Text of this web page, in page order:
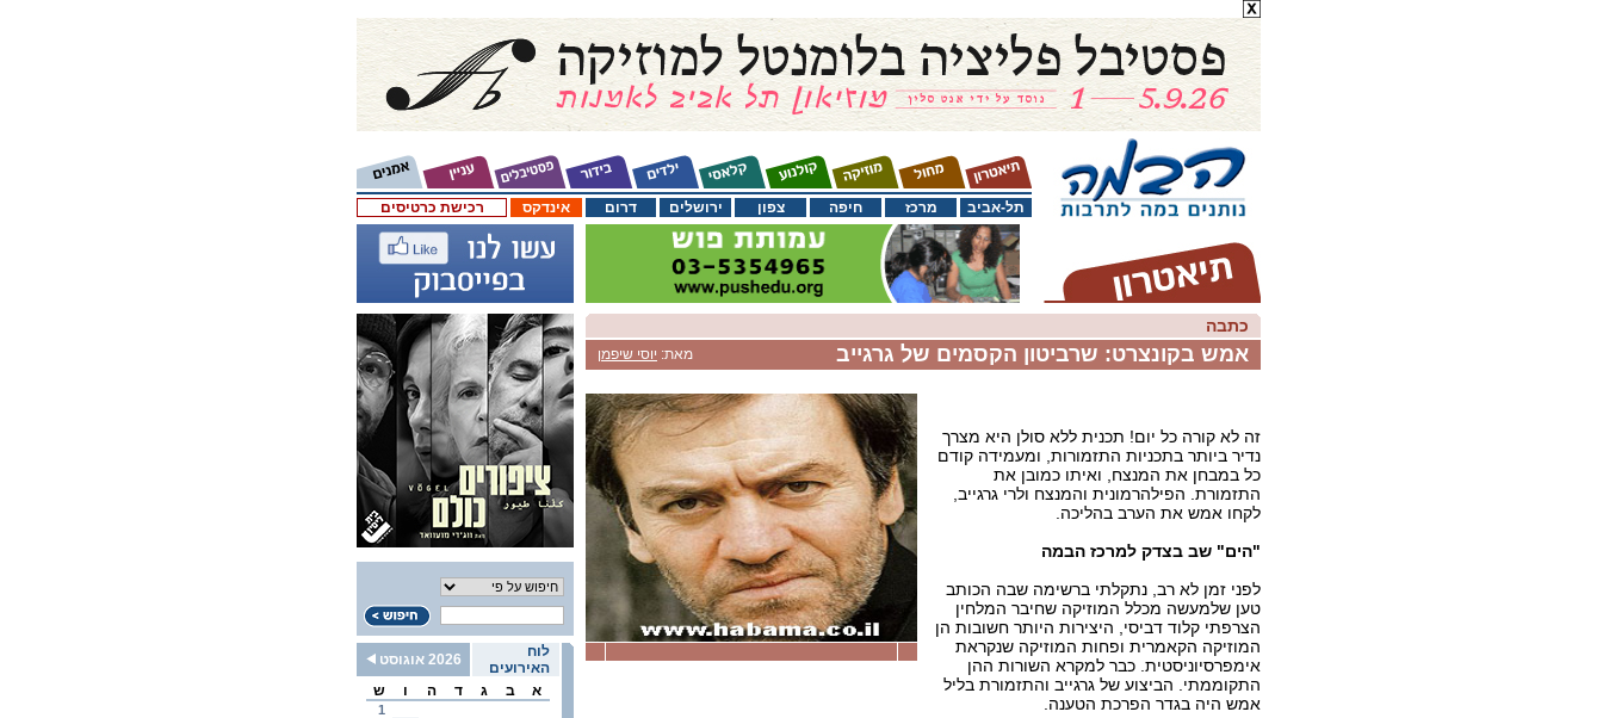
רכישת כרטיסים אינדקס דרום ירושלים צפון חיפה מרכז תל-אביב
לוח
האירועים
2026 אוגוסט
א
ב ג ד ה ו ש
1
כתבה
מאת: יוסי שיפמן אמש בקונצרט: שרביטון הקסמים של גרגייב
זה לא קורה כל יום! תכנית ללא סולן היא מצרך
נדיר ביותר בתכניות התזמורות, ומעמידה קודם
כל במבחן את המנצח, ואיתו כמובן את
התזמורת. הפילהרמונית והמנצח ולרי גרגייב,
לקחו אמש את הערב בהליכה.
"הים" שב בצדק למרכז הבמה
לפני זמן לא רב, נתקלתי ברשימה שבה הכותב
טען שלמעשה מכלל המוזיקה שחיבר המלחין
הצרפתי קלוד דביסי, היצירות היותר חשובות הן
המוזיקה הקאמרית ופחות המוזיקה שנקראת
אימפרסיוניסטית. כבר למקרא השורות ההן
התקוממתי. הביצוע של גרגייב והתזמורת בליל
אמש היה בגדר הפרכת הטענה.